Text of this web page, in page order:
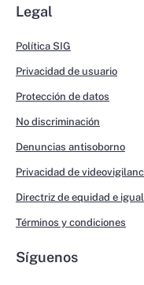
Legal
Política SIG
Privacidad de usuario
Protección de datos
No discriminación
Denuncias antisoborno
Privacidad de
Directriz de equidad e
Términos y condiciones
Síguenos